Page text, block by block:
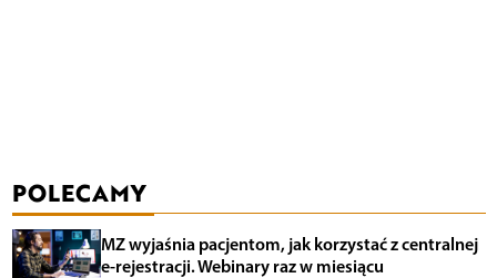
POLECAMY
MZ wyjaśnia pacjentom, jak korzystać z centralnej
e-rejestracji. Webinary raz w miesiącu